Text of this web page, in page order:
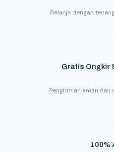
Belanja dengan
Gratis Ongkir
Pengiriman aman dan
100%